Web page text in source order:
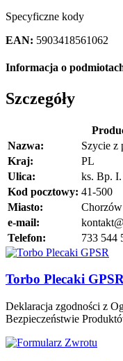
Specyficzne kody
EAN: 5903418561062
Informacja o
Szczegóły
Nazwa:
Szycie z
Kraj:
PL
Ulica:
ks. Bp.
Kod pocztowy: 41-500
Miasto:
Chorzów
e-mail:
Telefon:
733 544
Torbo Plecaki
Deklaracja zgodności z
Bezpieczeństwie